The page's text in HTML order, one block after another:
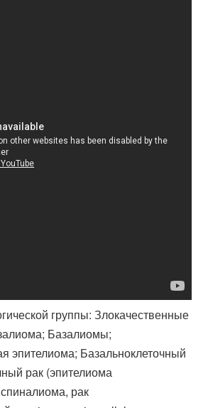
группы: Злокачественные
Базалиомы;
эпителиома; Базальноклеточный
рак (эпителиома
рак